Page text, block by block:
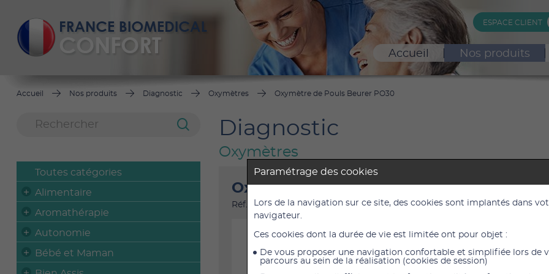
ESPACE CLIENT
Accueil Nos produits
Accueil Nos produits Diagnostic Oxymètres Oxymètre de Pouls Beurer PO30
Toutes catégories
Alimentaire
Aromathérapie
Autonomie
Bébé et Maman
Diagnostic
Oxymètres
Oxymètre de Pouls Beurer PO30
Réf. : 454.30
37,00 €
Paramétrage des cookies
Lors de la navigation sur ce site, des cookies sont implantés dans
navigateur.
Ces cookies dont la durée de vie est limitée ont pour objet :
De vous proposer une navigation confortable et simplifiée lors de
parcours au sein de la réalisation (cookies de session)